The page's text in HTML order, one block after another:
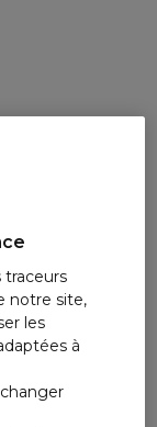
traceurs
notre site,
les
à